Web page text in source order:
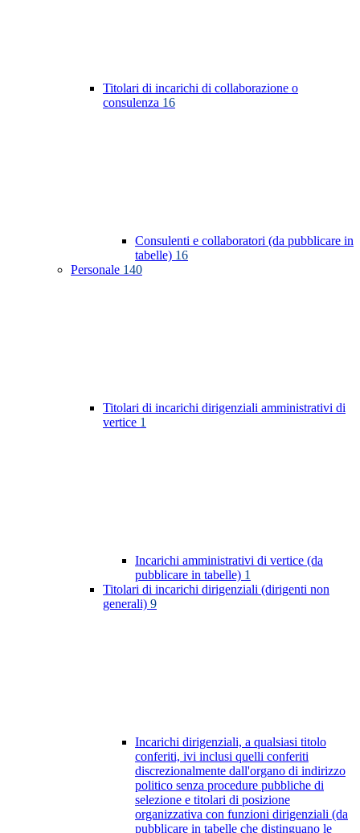
Titolari di incarichi di collaborazione o
consulenza 16
Consulenti e collaboratori (da pubblicare in
tabelle) 16
Personale 140
Titolari di incarichi dirigenziali amministrativi di
vertice 1
Incarichi amministrativi di vertice (da
pubblicare in tabelle) 1
Titolari di incarichi dirigenziali (dirigenti non
generali) 9
Incarichi dirigenziali, a qualsiasi titolo
conferiti, ivi inclusi quelli conferiti
discrezionalmente dall'organo di indirizzo
politico senza procedure pubbliche di
selezione e titolari di posizione
organizzativa con funzioni dirigenziali (da
pubblicare in tabelle che distinguano le